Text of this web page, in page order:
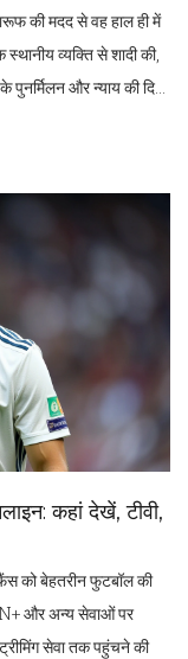
की मदद से वह हाल ही में
व्यक्ति से शादी की,
और न्याय की दिशा
कहां देखें, टीवी,
को बेहतरीन फुटबॉल की
और अन्य सेवाओं पर
सेवा तक पहुंचने की